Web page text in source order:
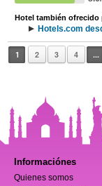
Hotel también ofrecido
Hotels.com
1 2 3 4 ...
Informaciónes
Quienes somos